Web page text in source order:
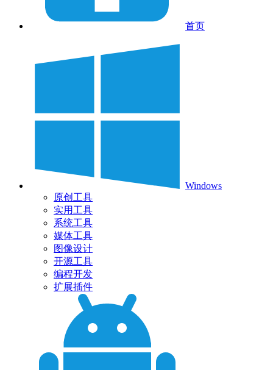
首页
Windows
原创工具
实用工具
系统工具
媒体工具
图像设计
开源工具
编程开发
扩展插件